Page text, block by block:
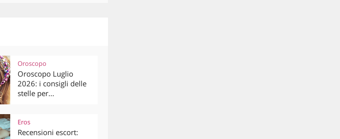
Oroscopo
Oroscopo Luglio
2026: i consigli delle
stelle per...
Eros
Recensioni escort: